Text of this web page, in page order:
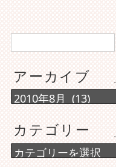
検
索:
アーカイブ
ア
ー
イ
ブ
カテゴリー
カ
テ